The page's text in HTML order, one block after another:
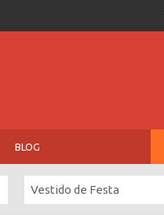
BLOG
Vestido de Festa